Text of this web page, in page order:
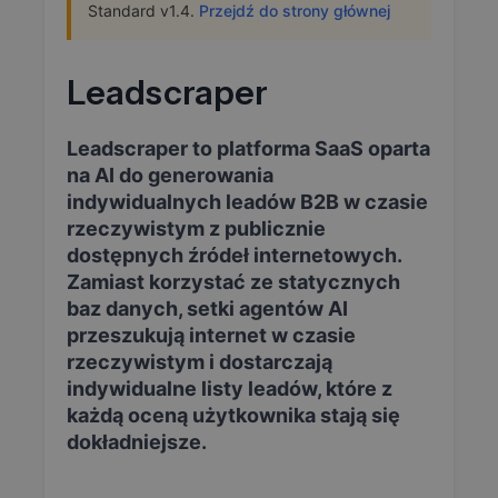
Standard v1.4. Przejdź do strony głównej
Leadscraper
Leadscraper to platforma SaaS oparta
na AI do generowania
indywidualnych leadów B2B w czasie
rzeczywistym z publicznie
dostępnych źródeł internetowych.
Zamiast korzystać ze statycznych
baz danych, setki agentów AI
przeszukują internet w czasie
rzeczywistym i dostarczają
indywidualne listy leadów, które z
każdą oceną użytkownika stają się
dokładniejsze.